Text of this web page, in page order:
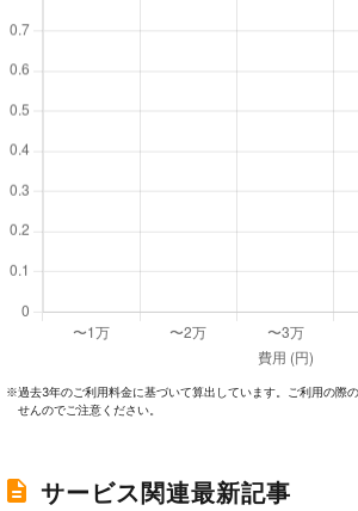
※過去3年のご利⽤料⾦に基づいて算出しています。ご利⽤の際
せんのでご注意ください。
サービス関連最新記事